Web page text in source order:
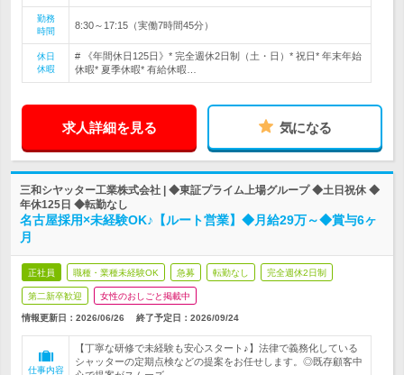
勤務
時間
8:30～17:15（実働7時間45分）
休日
休暇
# 《年間休日125日》* 完全週休2日制（土・日）* 祝日* 年末年始
休暇* 夏季休暇* 有給休暇…
求人詳細を見る 気になる
三和シヤッター工業株式会社 | ◆東証プライム上場グループ ◆土日祝休 ◆
年休125日 ◆転勤なし
名古屋採用×未経験OK♪【ルート営業】◆月給29万～◆賞与6ヶ
月
正社員 職種・業種未経験OK 急募 転勤なし 完全週休2日制
第二新卒歓迎 女性のおしごと掲載中
情報更新日：2026/06/26 終了予定日： 2026/09/24
仕事内容
【丁寧な研修で未経験も安心スタート♪】法律で義務化している
シャッターの定期点検などの提案をお任せします。◎既存顧客中